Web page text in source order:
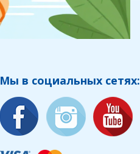
Мы в социальных сетях: